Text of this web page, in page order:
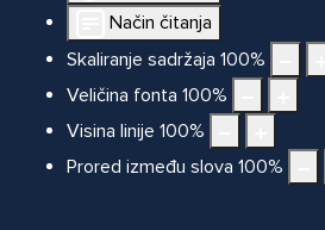
Način čitanja
Skaliranje sadržaja 100%
Veličina fonta 100%
Visina linije 100%
Prored između slova 100%